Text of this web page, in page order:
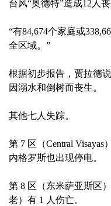
台风“奥德特”造成12人
“有84,674个家庭或
全区域。”
根据初步报告，贾拉德
因溺水和倒树而丧生。
其他七人失踪。
第 7 区（Central
内格罗斯也出现停电。
第 8 区（东米萨亚斯区
老）有 1 人伤亡。